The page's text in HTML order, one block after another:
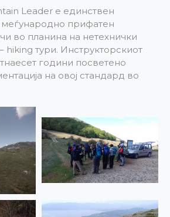
Leader е единствен
прифатен
во планина на нетехнички
hiking тури. Инструкторскиот
години посветено
на овој стандард во